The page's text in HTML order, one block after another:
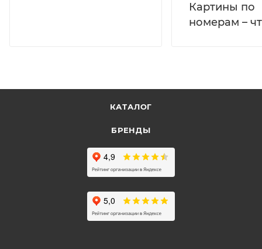
Картины по
номерам –
КАТАЛОГ
БРЕНДЫ